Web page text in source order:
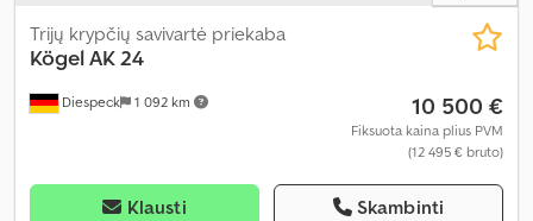
Diespeck 1 092 km
Trijų krypčių savivartė priekaba
KögelAK 24
10 500 €
Fiksuota kaina plius PVM
(12 495 € bruto)
Klausti Skambinti